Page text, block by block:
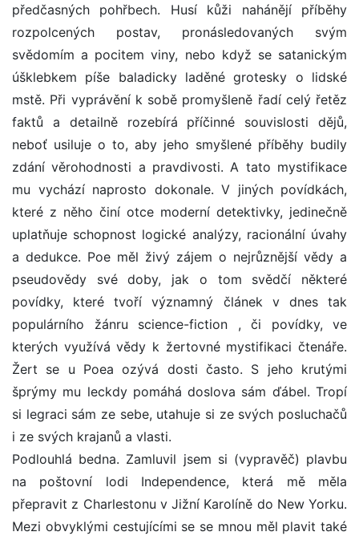
předčasných pohřbech. Husí kůži nahánějí příběhy
rozpolcených postav, pronásledovaných svým
svědomím a pocitem viny, nebo když se satanickým
úšklebkem píše baladicky laděné grotesky o lidské
mstě. Při vyprávění k sobě promyšleně řadí celý řetěz
faktů a detailně rozebírá příčinné souvislosti dějů,
neboť usiluje o to, aby jeho smyšlené příběhy budily
zdání věrohodnosti a pravdivosti. A tato mystifikace
mu vychází naprosto dokonale. V jiných povídkách,
které z něho činí otce moderní detektivky, jedinečně
uplatňuje schopnost logické analýzy, racionální úvahy
a dedukce. Poe měl živý zájem o nejrůznější vědy a
pseudovědy své doby, jak o tom svědčí některé
povídky, které tvoří významný článek v dnes tak
populárního žánru science-fiction , či povídky, ve
kterých využívá vědy k žertovné mystifikaci čtenáře.
Žert se u Poea ozývá dosti často. S jeho krutými
šprýmy mu leckdy pomáhá doslova sám ďábel. Tropí
si legraci sám ze sebe, utahuje si ze svých posluchačů
i ze svých krajanů a vlasti.
Podlouhlá bedna. Zamluvil jsem si (vypravěč) plavbu
na poštovní lodi Independence, která mě měla
přepravit z Charlestonu v Jižní Karolíně do New Yorku.
Mezi obvyklými cestujícími se se mnou měl plavit také